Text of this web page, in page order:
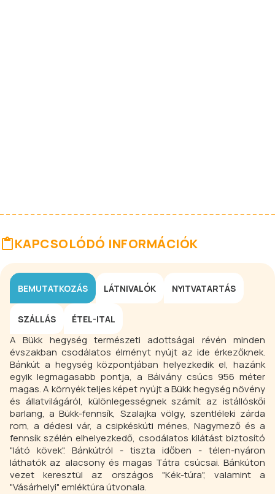
KAPCSOLÓDÓ INFORMÁCIÓK
BEMUTATKOZÁS LÁTNIVALÓK NYITVATARTÁS
SZÁLLÁS ÉTEL-ITAL
A Bükk hegység természeti adottságai révén minden
évszakban csodálatos élményt nyújt az ide érkezőknek.
Bánkút a hegység központjában helyezkedik el, hazánk
egyik legmagasabb pontja, a Bálvány csúcs 956 méter
magas. A környék teljes képet nyújt a Bükk hegység növény
és állatvilágáról, különlegességnek számít az istállóskői
barlang, a Bükk-fennsík, Szalajka völgy, szentléleki zárda
rom, a dédesi vár, a csipkéskúti ménes, Nagymező és a
fennsík szélén elhelyezkedő, csodálatos kilátást biztosító
"látó kövek". Bánkútról - tiszta időben - télen-nyáron
láthatók az alacsony és magas Tátra csúcsai. Bánkúton
vezet keresztül az országos "Kék-túra", valamint a
"Vásárhelyi" emléktúra útvonala.